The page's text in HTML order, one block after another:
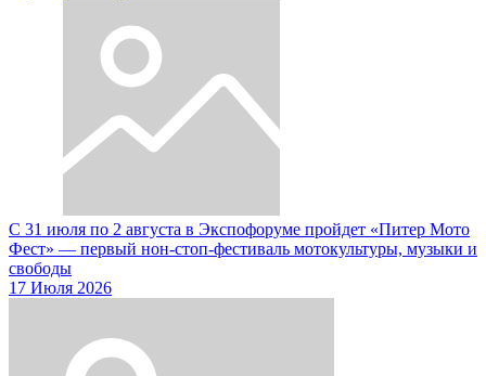
С 31 июля по 2 августа в Экспофоруме пройдет «Питер Мото
Фест» — первый нон-стоп-фестиваль мотокультуры, музыки и
свободы
17 Июля 2026